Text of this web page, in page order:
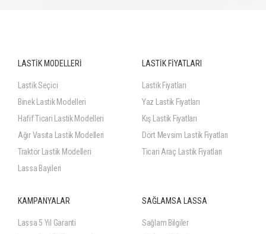
LASTİK MODELLERİ
Lastik Seçici
Binek Lastik Modelleri
Hafif Ticari Lastik Modelleri
Ağır Vasıta Lastik Modelleri
Traktör Lastik Modelleri
Lassa Bayileri
LASTİK FİYATLARI
Lastik Fiyatları
Yaz Lastik Fiyatları
Kış Lastik Fiyatları
Dört Mevsim Lastik Fiyatları
Ticari Araç Lastik Fiyatları
KAMPANYALAR
Lassa 5 Yıl Garanti
SAĞLAMSA LASSA
Sağlam Bilgiler